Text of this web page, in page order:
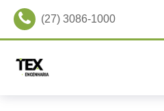
(27) 3086-1000